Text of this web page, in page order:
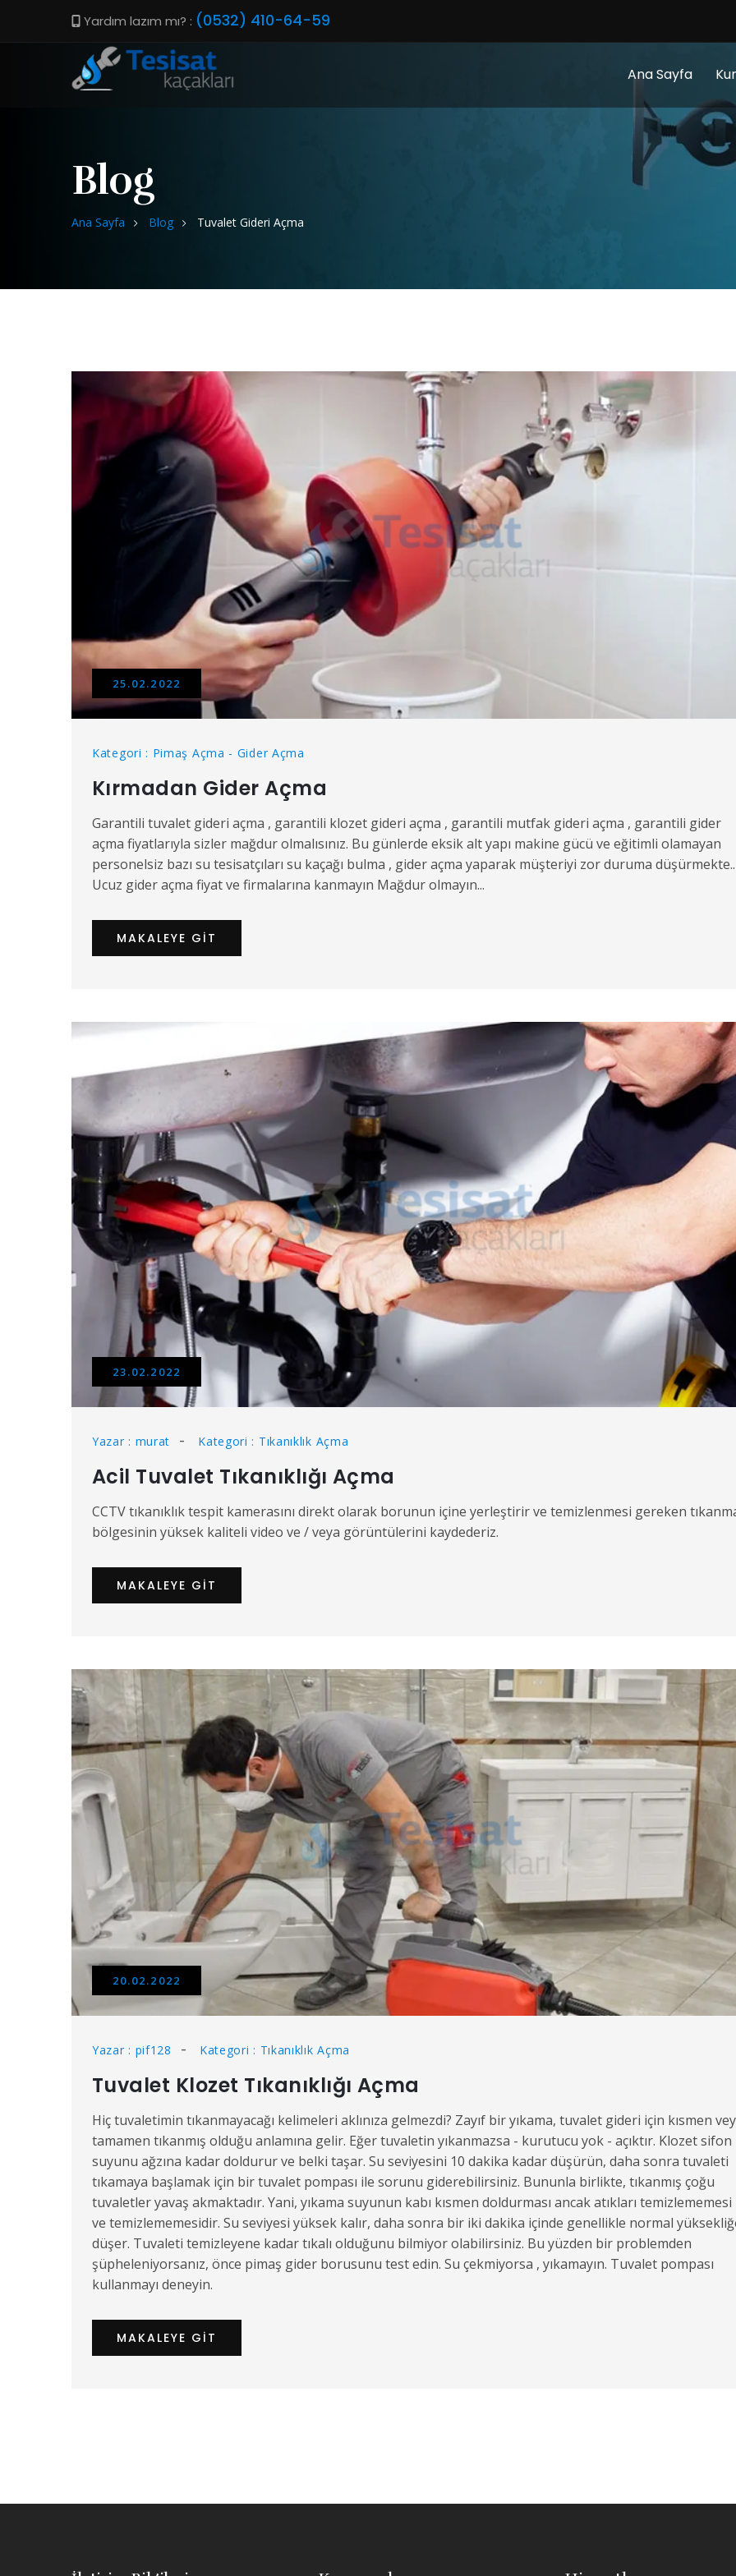
Yardım lazım mı? : (0532) 410-64-59
Ana Sayfa
Blog
Ana Sayfa Blog Tuvalet Gideri Açma
25.02.2022
Kategori : Pimaş Açma - Gider Açma
Kırmadan Gider Açma
Garantili tuvalet gideri açma , garantili klozet gideri açma , garantili mutfak gideri açma , garantili gider
açma fiyatlarıyla sizler mağdur olmalısınız. Bu günlerde eksik alt yapı makine gücü ve eğitimli olamayan
personelsiz bazı su tesisatçıları su kaçağı bulma , gider açma yaparak müşteriyi zor duruma düşürmekte..
Ucuz gider açma fiyat ve firmalarına kanmayın Mağdur olmayın...
MAKALEYE GIT
23.02.2022
Yazar : murat Kategori : Tıkanıklık Açma
Acil Tuvalet Tıkanıklığı Açma
CCTV tıkanıklık tespit kamerasını direkt olarak borunun içine yerleştirir ve temizlenmesi gereken
bölgesinin yüksek kaliteli video ve / veya görüntülerini kaydederiz.
MAKALEYE GIT
20.02.2022
Yazar : pif128 Kategori : Tıkanıklık Açma
Tuvalet Klozet Tıkanıklığı Açma
Hiç tuvaletimin tıkanmayacağı kelimeleri aklınıza gelmezdi? Zayıf bir yıkama, tuvalet gideri için kısmen
tamamen tıkanmış olduğu anlamına gelir. Eğer tuvaletin yıkanmazsa - kurutucu yok - açıktır. Klozet sifon
suyunu ağzına kadar doldurur ve belki taşar. Su seviyesini 10 dakika kadar düşürün, daha sonra tuvaleti
tıkamaya başlamak için bir tuvalet pompası ile sorunu giderebilirsiniz. Bununla birlikte, tıkanmış çoğu
tuvaletler yavaş akmaktadır. Yani, yıkama suyunun kabı kısmen doldurması ancak atıkları temizlememesi
ve temizlememesidir. Su seviyesi yüksek kalır, daha sonra bir iki dakika içinde genellikle normal
düşer. Tuvaleti temizleyene kadar tıkalı olduğunu bilmiyor olabilirsiniz. Bu yüzden bir problemden
şüpheleniyorsanız, önce pimaş gider borusunu test edin. Su çekmiyorsa , yıkamayın. Tuvalet pompası
kullanmayı deneyin.
MAKALEYE GIT